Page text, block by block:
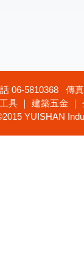
06-5810368 傳
具 ｜ 建築五金
YUISHAN